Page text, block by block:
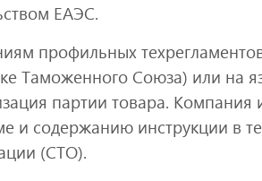
ЕАЭС.
профильных
Таможенного Союза) или на
партии товара.
и содержанию инструкции в
(СТО).